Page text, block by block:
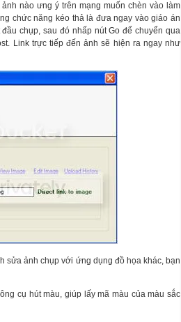
nào ưng ý trên mạng muốn chèn vào làm
chức năng kéo thả là đưa ngay vào giáo án
chụp, sau đó nhấp nút Go để chuyển qua
Link trực tiếp đến ảnh sẽ hiện ra ngay như
sửa ảnh chụp với ứng dụng đồ họa khác, bạn
cụ hút màu, giúp lấy mã màu của màu sắc